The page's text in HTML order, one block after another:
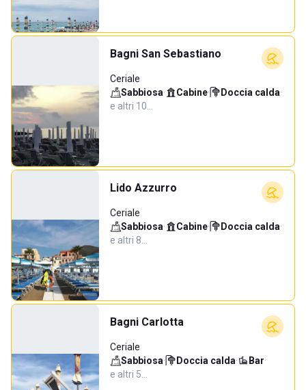
Bagni San Sebastiano
Ceriale
Sabbiosa· Cabine· Doccia calda·
e altri 10…
Lido Azzurro
Ceriale
Sabbiosa· Cabine· Doccia calda·
e altri 8…
Bagni Carlotta
Ceriale
Sabbiosa· Doccia calda· Bar·
e altri 5…